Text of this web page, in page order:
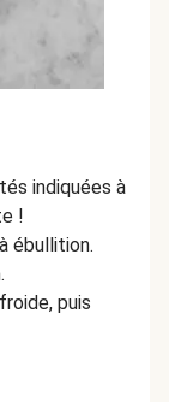
indiquées à
!
ébullition.
puis